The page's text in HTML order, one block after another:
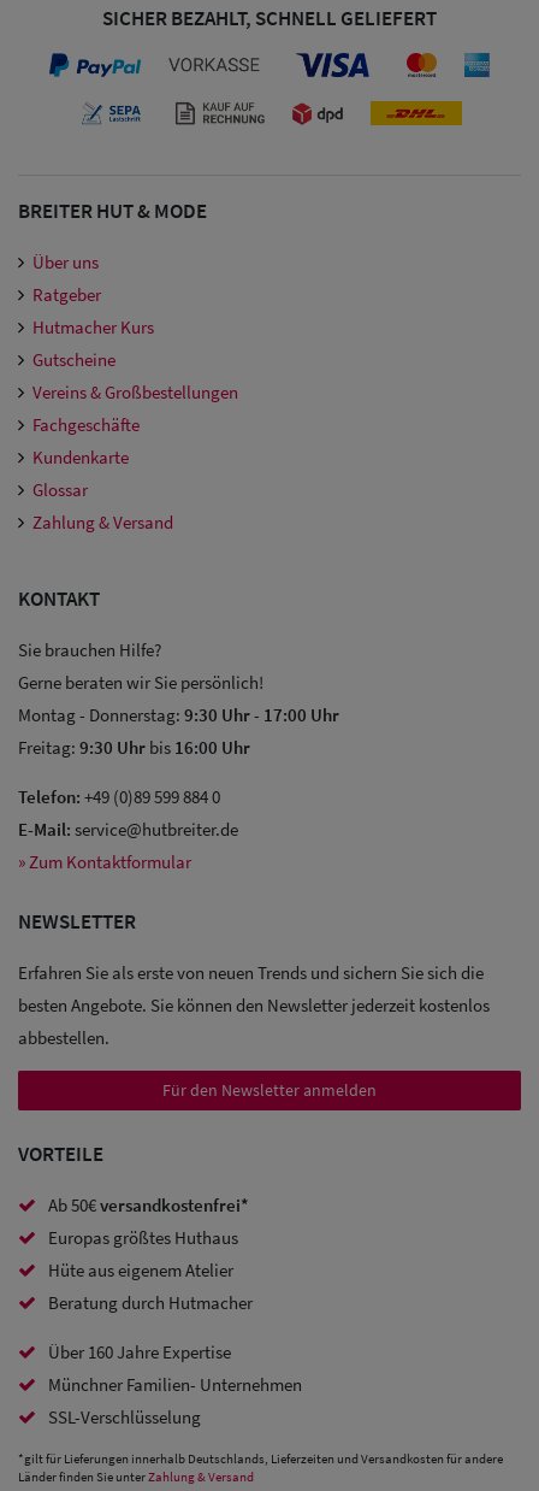
Sale: Caps
Sale:
Caps
Sale: Army
Caps
Sale:
Trucker
Caps
SICHER BEZAHLT, SCHNELL GELIEFERT
BREITER HUT & MODE
Über uns
Ratgeber
Hutmacher Kurs
Gutscheine
Vereins & Großbestellungen
Fachgeschäfte
Kundenkarte
Glossar
Zahlung & Versand
KONTAKT
Sie brauchen Hilfe?
Gerne beraten wir Sie persönlich!
Montag - Donnerstag: 9:30 Uhr- 17:00 Uhr
Freitag: 9:30 Uhr bis 16:00 Uhr
Telefon: +49 (0)89 599 884 0
E-Mail: service@hutbreiter.de
» Zum Kontaktformular
NEWSLETTER
Erfahren Sie als erste von neuen Trends und sichern Sie sich die
besten Angebote. Sie können den Newsletter jederzeit kostenlos
abbestellen.
Für den Newsletter anmelden
VORTEILE
Ab 50€versandkostenfrei*
Europas größtes Huthaus
Hüte aus eigenem Atelier
Beratung durch Hutmacher
Über 160 Jahre Expertise
Münchner Familien- Unternehmen
SSL-Verschlüsselung
*gilt für Lieferungen innerhalb Deutschlands, Lieferzeiten und Versandkosten für andere
Länder finden Sie unterZahlung & Versand